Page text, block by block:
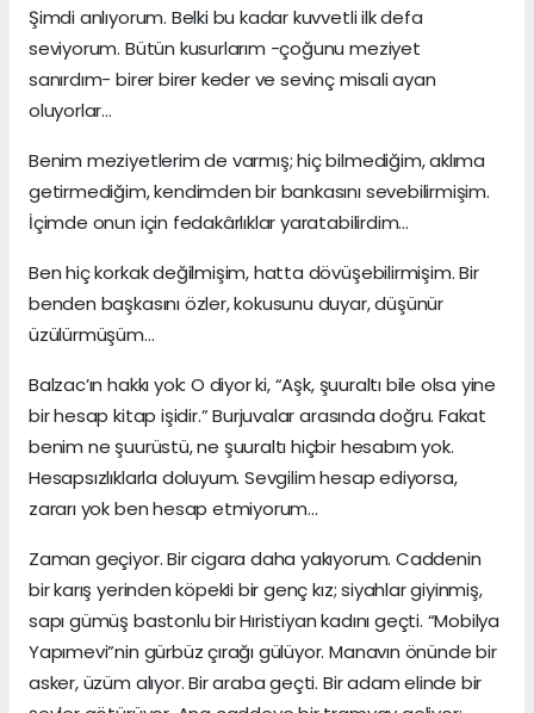
Şimdi anlıyorum. Belki bu kadar kuvvetli ilk defa
seviyorum. Bütün kusurlarım -çoğunu meziyet
sanırdım- birer birer keder ve sevinç misali ayan
oluyorlar...
Benim meziyetlerim de varmış; hiç bilmediğim, aklıma
getirmediğim, kendimden bir bankasını sevebilirmişim.
İçimde onun için fedakârlıklar yaratabilirdim...
Ben hiç korkak değilmişim, hatta dövüşebilirmişim. Bir
benden başkasını özler, kokusunu duyar, düşünür
üzülürmüşüm...
Balzac’ın hakkı yok: O diyor ki, “Aşk, şuuraltı bile olsa yine
bir hesap kitap işidir.” Burjuvalar arasında doğru. Fakat
benim ne şuurüstü, ne şuuraltı hiçbir hesabım yok.
Hesapsızlıklarla doluyum. Sevgilim hesap ediyorsa,
zararı yok ben hesap etmiyorum...
Zaman geçiyor. Bir cigara daha yakıyorum. Caddenin
bir karış yerinden köpekIi bir genç kız; siyahlar giyinmiş,
sapı gümüş bastonlu bir Hıristiyan kadını geçti. “Mobilya
Yapımevi”nin gürbüz çırağı gülüyor. Manavın önünde bir
asker, üzüm alıyor. Bir araba geçti. Bir adam elinde bir